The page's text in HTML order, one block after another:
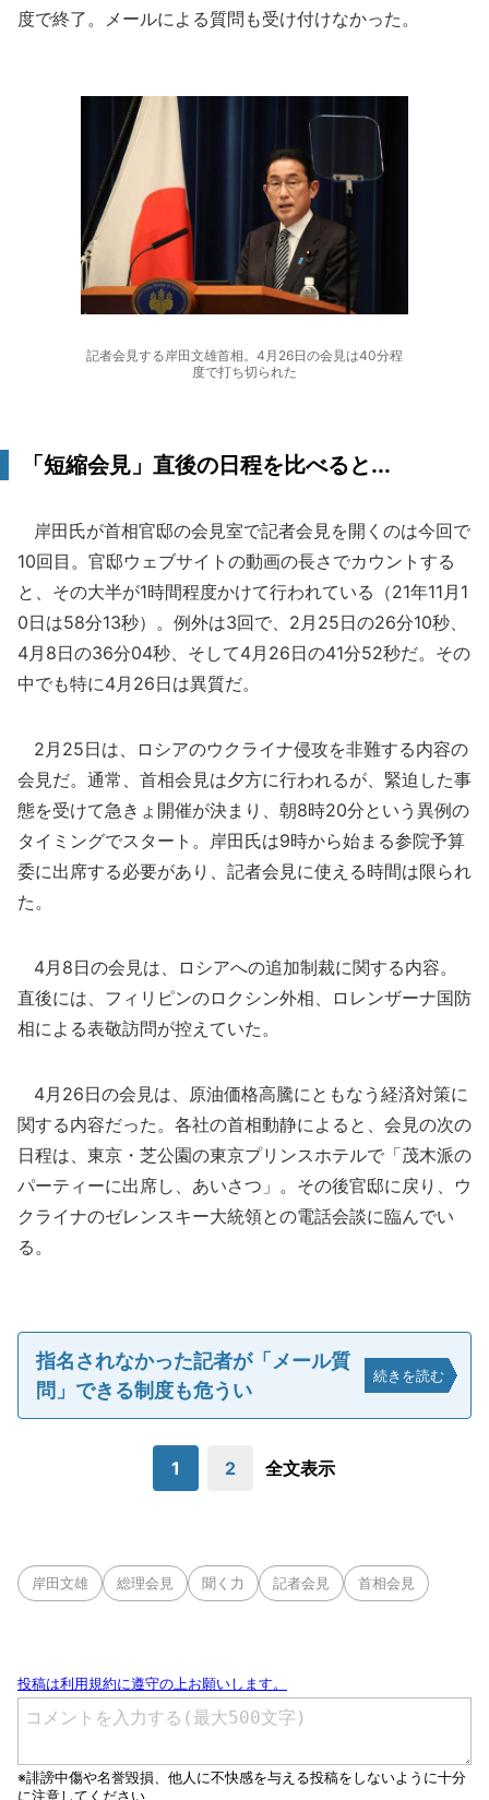
度で終了。メールによる質問も受け付けなかった。
記者会見する岸田文雄首相。4月26日の会見は40分程
度で打ち切られた
「短縮会見」直後の日程を比べると...
岸田氏が首相官邸の会見室で記者会見を開くのは今回で
10回目。官邸ウェブサイトの動画の長さでカウントする
と、その大半が1時間程度かけて行われている（21年11月1
0日は58分13秒）。例外は3回で、2月25日の26分10秒、
4月8日の36分04秒、そして4月26日の41分52秒だ。その
中でも特に4月26日は異質だ。
2月25日は、ロシアのウクライナ侵攻を非難する内容の
会見だ。通常、首相会見は夕方に行われるが、緊迫した事
態を受けて急きょ開催が決まり、朝8時20分という異例の
タイミングでスタート。岸田氏は9時から始まる参院予算
委に出席する必要があり、記者会見に使える時間は限られ
た。
4月8日の会見は、ロシアへの追加制裁に関する内容。
直後には、フィリピンのロクシン外相、ロレンザーナ国防
相による表敬訪問が控えていた。
4月26日の会見は、原油価格高騰にともなう経済対策に
関する内容だった。各社の首相動静によると、会見の次の
日程は、東京・芝公園の東京プリンスホテルで「茂木派の
パーティーに出席し、あいさつ」。その後官邸に戻り、ウ
クライナのゼレンスキー大統領との電話会談に臨んでい
る。
指名されなかった記者が「メール質
問」できる制度も危うい
続きを読む
1 2 全文表示
岸田文雄 総理会見 聞く力 記者会見 首相会見